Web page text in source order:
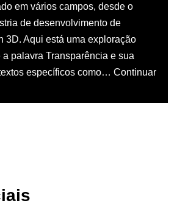
em vários campos, desde o
de desenvolvimento de
3D. Aqui está uma exploração
palavra Transparência e sua
específicos como… Continuar